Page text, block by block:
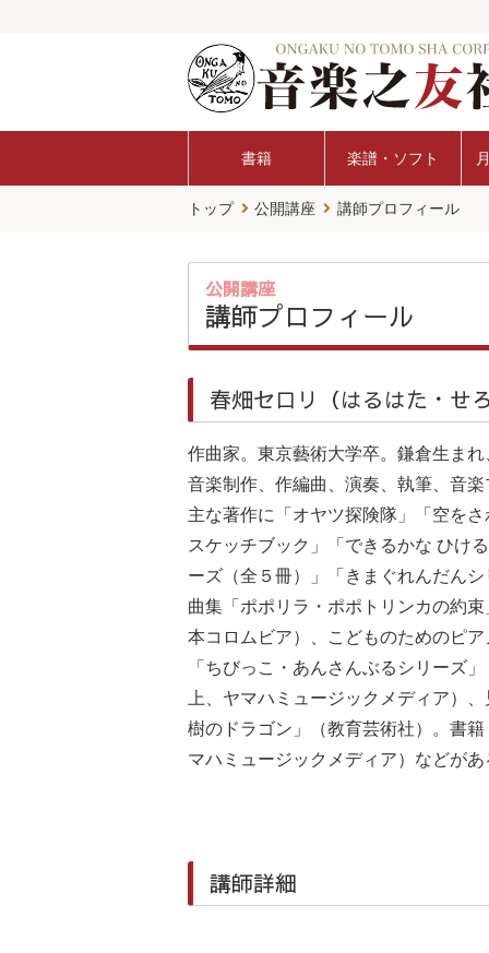
書籍 楽譜・ソフト
トップ 公開講座 講師プロフィール
公開講座
講師プロフィール
春畑セロリ（はるはた・せろ
作曲家。東京藝術大学卒。鎌倉生ま
音楽制作、作編曲、演奏、執筆、音
主な著作に「オヤツ探険隊」「空を
スケッチブック」「できるかな ひけ
ーズ（全５冊）」「きまぐれんだん
曲集「ポポリラ・ポポトリンカの約
本コロムビア）、こどものためのピ
「ちびっこ・あんさんぶるシリーズ
上、ヤマハミュージックメディア）
樹のドラゴン」（教育芸術社）。書
マハミュージックメディア）などがあ
講師詳細